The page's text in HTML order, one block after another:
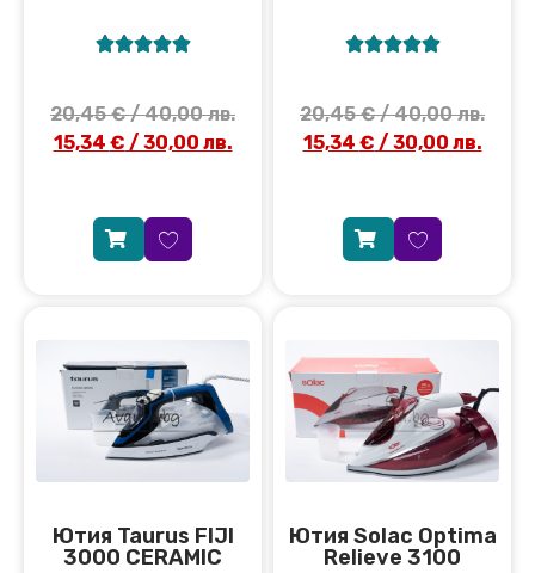

20,45€/ 40,00 лв.
15,34 € / 30,00 лв.

20,45€/ 40,00 лв.
15,34 € / 30,00 лв.
Ютия Taurus FIJI
3000 CERAMIC
Ютия Solac Optima
Relieve 3100